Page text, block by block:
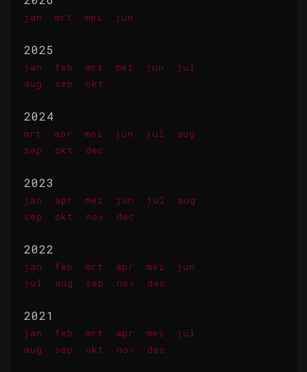
jan mrt mei jun
2025
jan feb mrt mei jun
jul
aug
sep okt
2024
mrt apr mei jun jul
aug
sep
okt dec
2023
jan apr mei jun jul
aug
sep
okt nov dec
2022
jan feb mrt apr mei
jun
jul
aug sep nov dec
2021
jan feb mrt apr mei
jul
aug
sep okt nov dec